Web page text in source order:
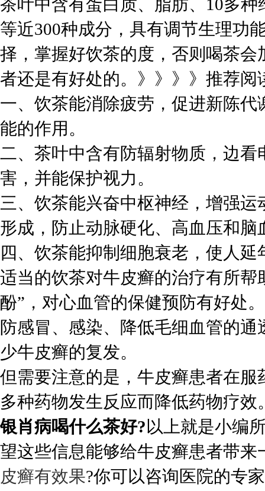
茶叶中含有蛋白质、脂肪、10多
等近300种成分，具有调节生理功
择，掌握好饮茶的度，否则喝茶
者还是有好处的。》》》》推荐阅
一、饮茶能消除疲劳，促进新陈
能的作用。
二、茶叶中含有防辐射物质，边
害，并能保护视力。
三、饮茶能兴奋中枢神经，增强
形成，防止动脉硬化、高血压和脑
四、饮茶能抑制细胞衰老，使人延
适当的饮茶对牛皮癣的治疗有所
酚”，对心血管的保健预防有好处
防感冒、感染、降低毛细血管的
少牛皮癣的复发。
但需要注意的是，牛皮癣患者在
多种药物发生反应而降低药物疗效
银肖病喝什么茶好? 以上就是小编
望这些信息能够给牛皮癣患者带
皮癣有效果?你可以咨询医院的专